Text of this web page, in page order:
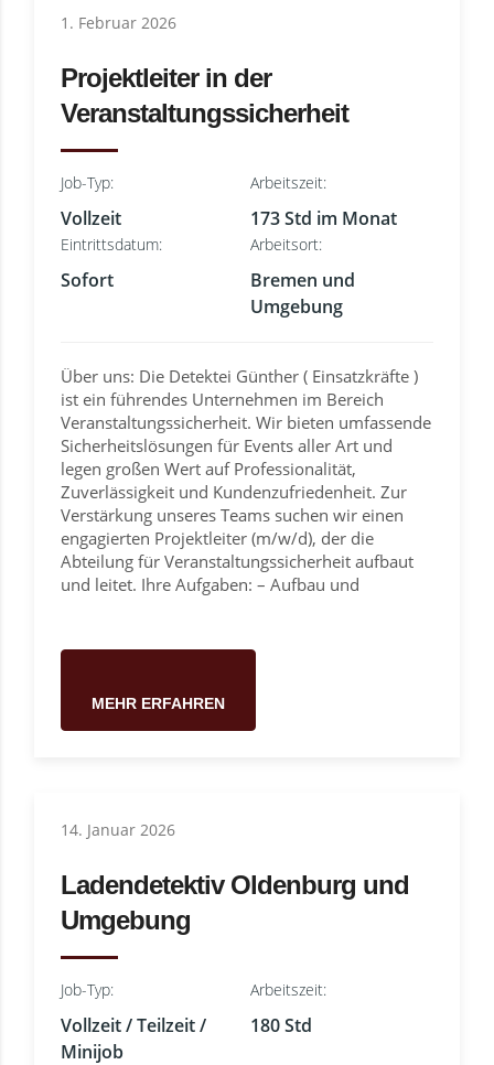
1. Februar 2026
Projektleiter in der
Veranstaltungssicherheit
Job-Typ:
Vollzeit
Arbeitszeit:
173 Std im Monat
Eintrittsdatum:
Sofort
Arbeitsort:
Bremen und
Umgebung
Über uns: Die Detektei Günther ( Einsatzkräfte )
ist ein führendes Unternehmen im Bereich
Veranstaltungssicherheit. Wir bieten umfassende
Sicherheitslösungen für Events aller Art und
legen großen Wert auf Professionalität,
Zuverlässigkeit und Kundenzufriedenheit. Zur
Verstärkung unseres Teams suchen wir einen
engagierten Projektleiter (m/w/d), der die
Abteilung für Veranstaltungssicherheit aufbaut
und leitet. Ihre Aufgaben: – Aufbau und
MEHR ERFAHREN
14. Januar 2026
Ladendetektiv Oldenburg und
Umgebung
Job-Typ:
Vollzeit / Teilzeit /
Minijob
Arbeitszeit:
180 Std